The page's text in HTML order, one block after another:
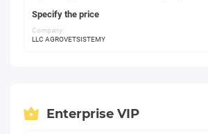
Specify the price
Company:
LLC AGROVETSISTEMY
Enterprise VIP